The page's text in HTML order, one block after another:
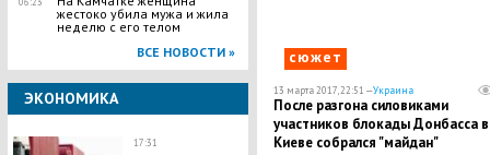
жестоко убила мужа и жила
неделю с его телом
ВСЕ НОВОСТИ »
ЭКОНОМИКА
17:31
сюжет
13 марта 2017, 22:51 —Украина
После разгона силовиками
участников блокады Донбасса в
Киеве собрался "майдан"